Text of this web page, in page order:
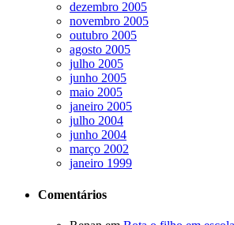
dezembro 2005
novembro 2005
outubro 2005
agosto 2005
julho 2005
junho 2005
maio 2005
janeiro 2005
julho 2004
junho 2004
março 2002
janeiro 1999
Comentários